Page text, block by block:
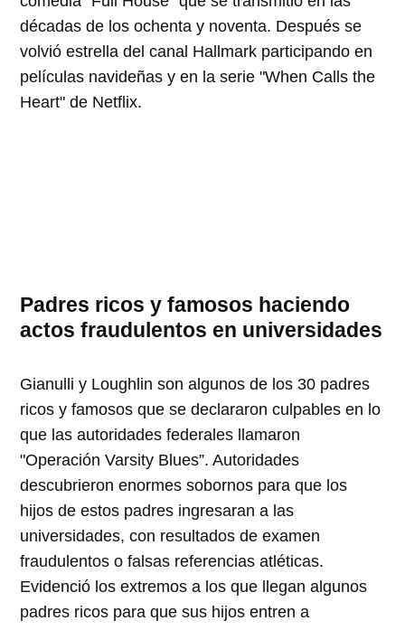
décadas de los ochenta y noventa. Después se
volvió estrella del canal Hallmark participando en
películas navideñas y en la serie "When Calls the
Heart" de Netflix.
Padres ricos y famosos haciendo
actos fraudulentos en universidades
Gianulli y Loughlin son algunos de los 30 padres
ricos y famosos que se declararon culpables en lo
que las autoridades federales llamaron
"Operación Varsity Blues”. Autoridades
descubrieron enormes sobornos para que los
hijos de estos padres ingresaran a las
universidades, con resultados de examen
fraudulentos o falsas referencias atléticas.
Evidenció los extremos a los que llegan algunos
padres ricos para que sus hijos entren a